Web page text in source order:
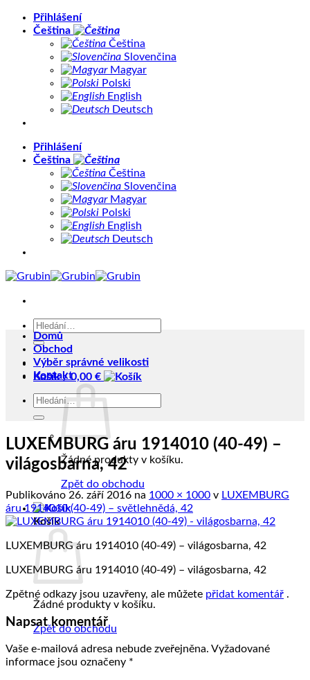
PřeskočitPřihlášení
Čeština
Čeština
Slovenčina
Magyar
Polski
English
Deutsch
Přihlášení
Čeština
Čeština
Slovenčina
Magyar
Polski
English
Deutsch
Hledat:
Košík /0,00 €
Žádné produkty v košíku.
Zpět do obchodu
Košík
Žádné produkty v košíku.
Zpět do obchodu
Domů
Obchod
Výběr správné velikosti
Kontakt
Hledat:
LUXEMBURG áru 1914010 (40-49) –
világosbarna, 42
Publikováno 26. září 2016 na 1000 × 1000 v LUXEMBURG
áru 1914010 (40-49) – světlehnědá, 42
LUXEMBURG áru 1914010 (40-49) – világosbarna, 42
LUXEMBURG áru 1914010 (40-49) – világosbarna, 42
Zpětné odkazy jsou uzavřeny, ale můžete přidat komentář .
Napsat komentář
Vaše e-mailová adresa nebude zveřejněna. Vyžadované
informace jsou označeny *